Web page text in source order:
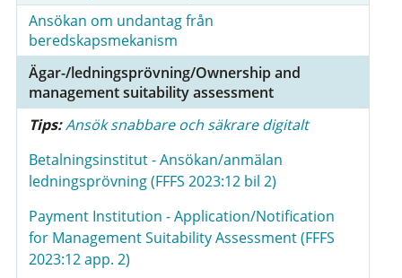
Ansökan om undantag från
beredskapsmekanism
Ägar-/ledningsprövning/Ownership and
management suitability assessment
Tips:Ansök snabbare och säkrare digitalt
Betalningsinstitut - Ansökan/anmälan
ledningsprövning (FFFS 2023:12 bil 2)
Payment Institution -Application/Notification
for Management Suitability Assessment (FFFS
2023:12 app. 2)